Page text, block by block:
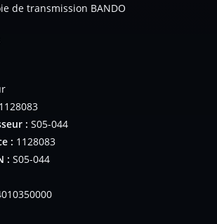
de transmission BANDO
1128083
: S05-044
: 1128083
: S05-044